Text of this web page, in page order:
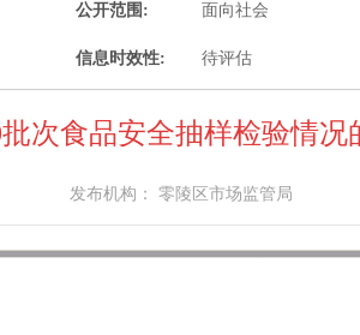
公开范围: 面向社会
信息时效性: 待评估
次食品安全抽样检验情况
发布机构： 零陵区市场监管局